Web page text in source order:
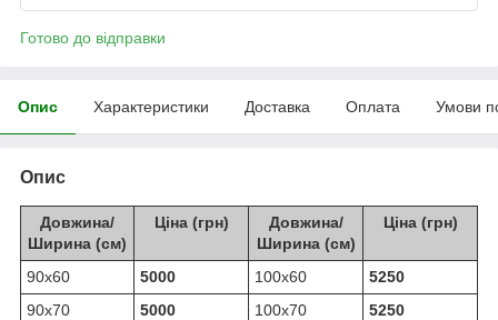
Готово до відправки
Опис Характеристики Доставка Оплата Умови
Опис
Довжина/
Ширина (см)
Ціна (грн)
Довжина/
Ширина (см)
Ціна (грн)
90х60 5000 100х60
5250
90х70
5000 100х70
5250